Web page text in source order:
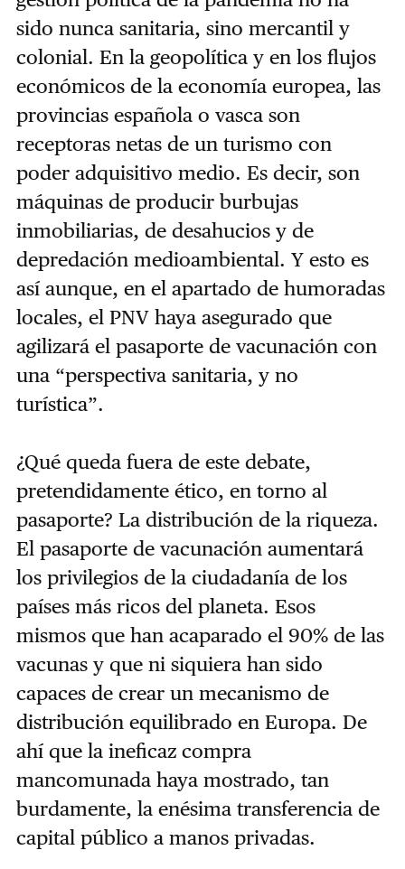
sido nunca sanitaria, sino mercantil y
colonial. En la geopolítica y en los flujos
económicos de la economía europea, las
provincias española o vasca son
receptoras netas de un turismo con
poder adquisitivo medio. Es decir, son
máquinas de producir burbujas
inmobiliarias, de desahucios y de
depredación medioambiental. Y esto es
así aunque, en el apartado de humoradas
locales, el PNV haya asegurado que
agilizará el pasaporte de vacunación con
una “perspectiva sanitaria, y no
turística”.
¿Qué queda fuera de este debate,
pretendidamente ético, en torno al
pasaporte? La distribución de la riqueza.
El pasaporte de vacunación aumentará
los privilegios de la ciudadanía de los
países más ricos del planeta. Esos
mismos que han acaparado el 90% de las
vacunas y que ni siquiera han sido
capaces de crear un mecanismo de
distribución equilibrado en Europa. De
ahí que la ineficaz compra
mancomunada haya mostrado, tan
burdamente, la enésima transferencia de
capital público a manos privadas.